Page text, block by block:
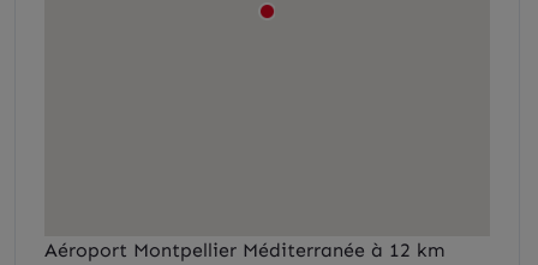
Aéroport Montpellier Méditerranée à 12 km